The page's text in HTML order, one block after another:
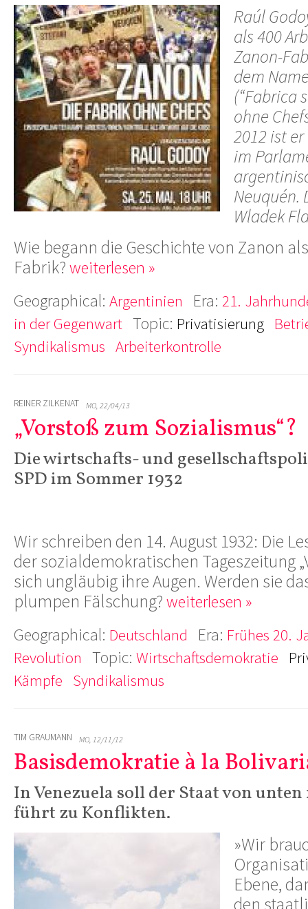
Raúl
als 400
Zanon-
dem
(“Fabrica
ohne
2012 ist
im
Neuquén.
Wladek
Wie begann die Geschichte von Zanon
Fabrik?weiterlesen »
Geographical: Argentinien Era: 21.
in der Gegenwart Topic: Privatisierung
Syndikalismus Arbeiterkontrolle
REINER ZILKENAT MO, 22/04/13
„Vorstoß zum Sozialismus“?
Die wirtschafts- und
SPD im Sommer 1932
Wir schreiben den 14. August 1932: Die
der sozialdemokratischen Tageszeitung
sich ungläubig ihre Augen. Werden sie
plumpen Fälschung?weiterlesen »
Geographical: Deutschland Era: Frühes 20.
Revolution Topic: Wirtschaftsdemokratie
Kämpfe Syndikalismus
TIM GRAUMANN MO, 12/11/12
Basisdemokratie à la
In Venezuela soll der Staat von
führt zu Konflikten.
»Wir
Ebene,
den